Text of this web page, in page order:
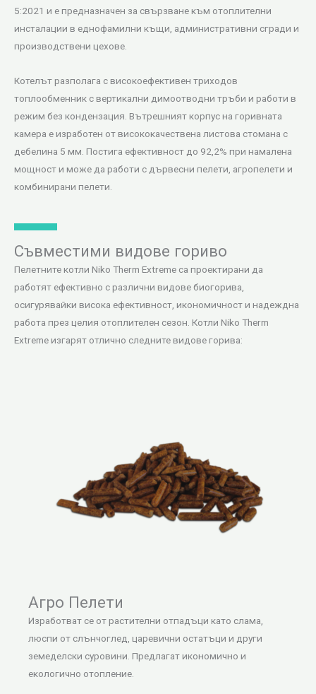
5:2021 и е предназначен за свързване към отоплителни
инсталации в еднофамилни къщи, административни сгради и
производствени цехове.
Котелът разполага с високоефективен триходов
топлообменник с вертикални димоотводни тръби и работи в
режим без кондензация. Вътрешният корпус на горивната
камера е изработен от висококачествена листова стомана с
дебелина 5 мм. Постига ефективност до 92,2% при намалена
мощност и може да работи с дървесни пелети, агропелети и
комбинирани пелети.
Съвместими видове гориво
Пелетните котли Niko Therm Extreme са проектирани да
работят ефективно с различни видове биогорива,
осигурявайки висока ефективност, икономичност и надеждна
работа през целия отоплителен сезон. Котли Niko Therm
Extreme изгарят отлично следните видове горива:
Агро Пелети
Изработват се от растителни отпадъци като слама,
люспи от слънчоглед, царевични остатъци и други
земеделски суровини. Предлагат икономично и
екологично отопление.